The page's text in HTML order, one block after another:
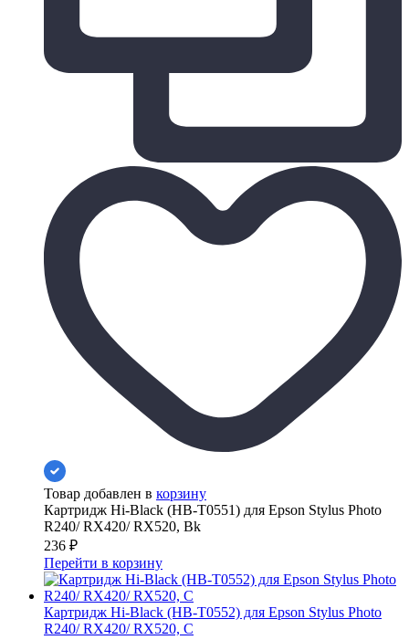
Товар добавлен в корзину
Картридж Hi-Black (HB-T0551) для Epson Stylus Photo
R240/ RX420/ RX520, Bk
236 ₽
Перейти в корзину
Картридж Hi-Black (HB-T0552) для Epson Stylus Photo
R240/ RX420/ RX520, C